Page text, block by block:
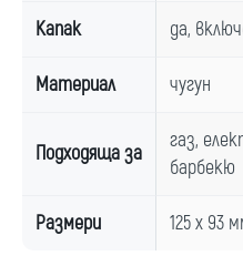
Капак да,
Материал чугун
Подходяща за
газ,
барбекю
Размери 125 х 93